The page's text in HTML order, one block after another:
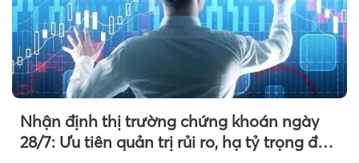
Nhận định thị trường chứng khoán ngày
28/7: Ưu tiên quản trị rủi ro, hạ tỷ trọng đòn